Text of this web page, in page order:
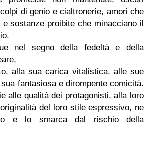
di genio e cialtronerie, amori che
e sostanze proibite che minacciano il
nel segno della fedeltà e della
alla sua carica vitalistica, alle sue
fantasiosa e dirompente comicità.
alle qualità dei protagonisti, alla loro
del loro stile espressivo, ne
e lo smarca dal rischio della